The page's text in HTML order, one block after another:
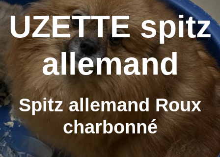
UZETTE spitz
allemand
Spitz allemand Roux
charbonné